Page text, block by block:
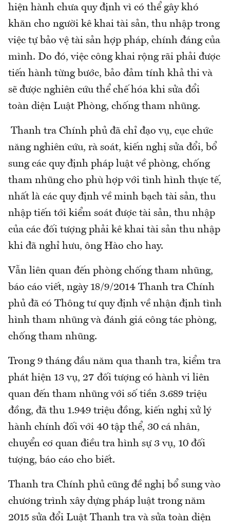
hiện hành chưa quy định vì có thể gây khó
khăn cho người kê khai tài sản, thu nhập trong
việc tự bảo vệ tài sản hợp pháp, chính đáng của
mình. Do đó, việc công khai rộng rãi phải được
tiến hành từng bước, bảo đảm tính khả thi và
sẽ được nghiên cứu thể chế hóa khi sửa đổi
toàn diện Luật Phòng, chống tham nhũng.
Thanh tra Chính phủ đã chỉ đạo vụ, cục chức
năng nghiên cứu, rà soát, kiến nghị sửa đổi, bổ
sung các quy định pháp luật về phòng, chống
tham nhũng cho phù hợp với tình hình thực tế,
nhất là các quy định về minh bạch tài sản, thu
nhập tiến tới kiểm soát được tài sản, thu nhập
của các đối tượng phải kê khai tài sản thu nhập
khi đã nghỉ hưu, ông Hào cho hay.
Vẫn liên quan đến phòng chống tham nhũng,
báo cáo viết, ngày 18/9/2014 Thanh tra Chính
phủ đã có Thông tư quy định về nhận định tình
hình tham nhũng và đánh giá công tác phòng,
chống tham nhũng.
Trong 9 tháng đầu năm qua thanh tra, kiểm tra
phát hiện 13 vụ, 27 đối tượng có hành vi liên
quan đến tham nhũng với số tiền 3.689 triệu
đồng, đã thu 1.949 triệu đồng, kiến nghị xử lý
hành chính đối với 40 tập thể, 30 cá nhân,
chuyển cơ quan điều tra hình sự 3 vụ, 10 đối
tượng, báo cáo cho biết.
Thanh tra Chính phủ cũng đề nghị bổ sung vào
chương trình xây dựng pháp luật trong năm
2015 sửa đổi Luật Thanh tra và sửa toàn diện